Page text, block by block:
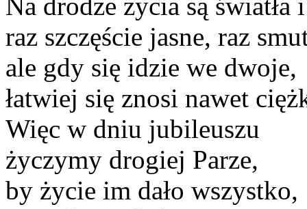
Na drodze życia są światła
raz szczęście jasne, raz
ale gdy się idzie we dwoje,
łatwiej się znosi nawet
Więc w dniu jubileuszu
życzymy drogiej Parze,
by życie im dało wszystko,